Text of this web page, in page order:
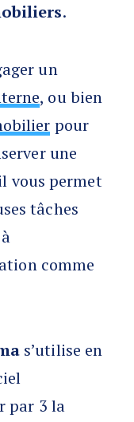
.
un
, ou bien
pour
une
vous permet
tâches
comme
s’utilise en
par 3 la